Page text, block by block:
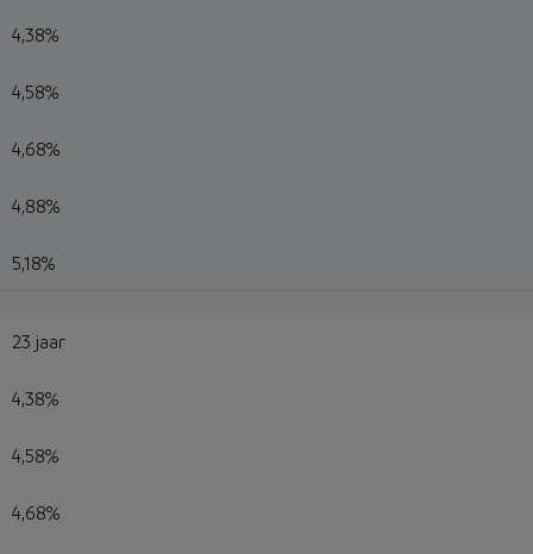
4,38%
4,58%
4,68%
4,88%
5,18%
23 jaar
4,38%
4,58%
4,68%